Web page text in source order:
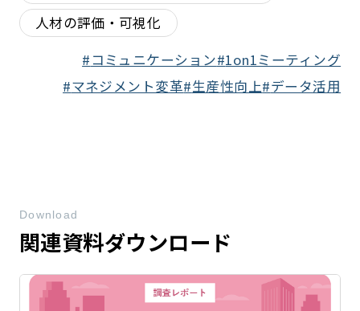
人材の評価・可視化
コミュニケーション 1on1ミーティング
マネジメント変革 生産性向上 データ活用
関連資料ダウンロード
Download